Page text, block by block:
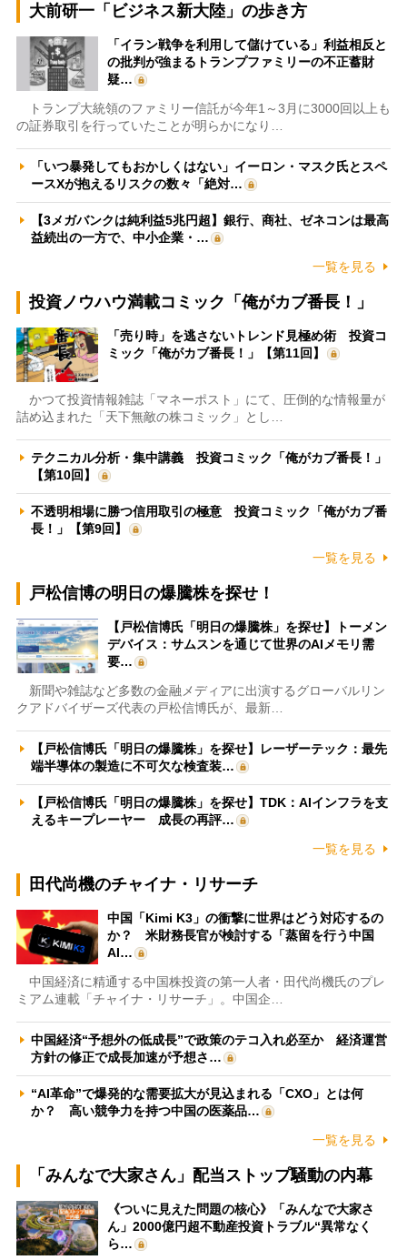
大前研一「ビジネス新大陸」の歩き方
「イラン戦争を利用して儲けている」利益相反と
の批判が強まるトランプファミリーの不正蓄財
疑…
トランプ大統領のファミリー信託が今年1～3月に3000回以上も
の証券取引を行っていたことが明らかになり…
「いつ暴発してもおかしくはない」イーロン・マスク氏とスペ
ースXが抱えるリスクの数々「絶対…
【3メガバンクは純利益5兆円超】銀行、商社、ゼネコンは最高
益続出の一方で、中小企業・…
一覧を見る
投資ノウハウ満載コミック「俺がカブ番長！」
「売り時」を逃さないトレンド見極め術 投資コ
ミック「俺がカブ番長！」【第11回】
かつて投資情報雑誌「マネーポスト」にて、圧倒的な情報量が
詰め込まれた「天下無敵の株コミック」とし…
テクニカル分析・集中講義 投資コミック「俺がカブ番長！」
【第10回】
不透明相場に勝つ信用取引の極意 投資コミック「俺がカブ番
長！」【第9回】
一覧を見る
戸松信博の明日の爆騰株を探せ！
【戸松信博氏「明日の爆騰株」を探せ】トーメン
デバイス：サムスンを通じて世界のAIメモリ需
要…
新聞や雑誌など多数の金融メディアに出演するグローバルリン
クアドバイザーズ代表の戸松信博氏が、最新…
【戸松信博氏「明日の爆騰株」を探せ】レーザーテック：最先
端半導体の製造に不可欠な検査装…
【戸松信博氏「明日の爆騰株」を探せ】TDK：AIインフラを支
えるキープレーヤー 成長の再評…
一覧を見る
田代尚機のチャイナ・リサーチ
中国「Kimi K3」の衝撃に世界はどう対応するの
か？ 米財務長官が検討する「蒸留を行う中国
AI…
中国経済に精通する中国株投資の第一人者・田代尚機氏のプレ
ミアム連載「チャイナ・リサーチ」。中国企…
中国経済“予想外の低成長”で政策のテコ入れ必至か 経済運営
方針の修正で成長加速が予想さ…
“AI革命”で爆発的な需要拡大が見込まれる「CXO」とは何
か？ 高い競争力を持つ中国の医薬品…
一覧を見る
「みんなで大家さん」配当ストップ騒動の内幕
《ついに見えた問題の核心》「みんなで大家さ
ん」2000億円超不動産投資トラブル“異常なく
ら…